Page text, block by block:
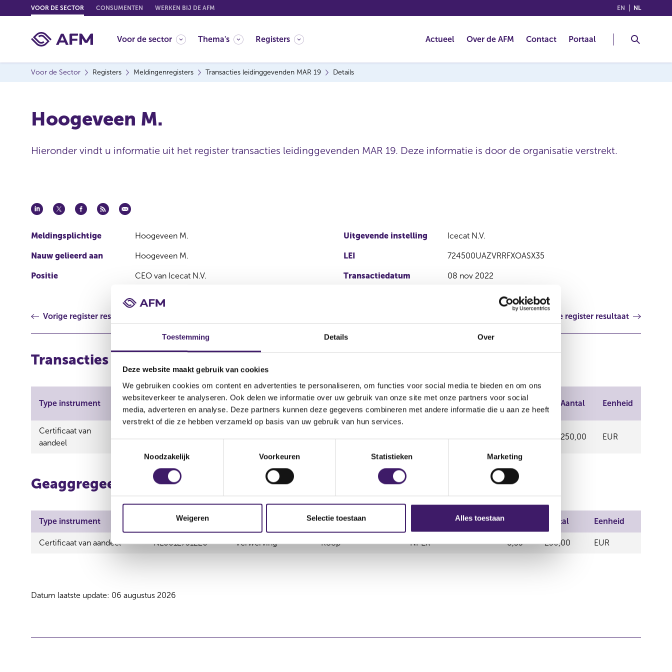
Toestemming Details Over
Deze website maakt gebruik van cookies
We gebruiken cookies om content en advertenties te personaliseren, om functies voor social media te bieden en om ons
websiteverkeer te analyseren. Ook delen we informatie over uw gebruik van onze site met onze partners voor social
media, adverteren en analyse. Deze partners kunnen deze gegevens combineren met andere informatie die u aan ze heeft
verstrekt of die ze hebben verzameld op basis van uw gebruik van hun services.
s
i
e
c
Noodzakelijk Voorkeuren Statistieken Marketing
Weigeren Selectie toestaan Alles toestaan
o
o
EN (ENGLISH)
NL
VOOR DE SECTOR CONSUMENTEN WERKEN BIJ DE AFM
Voor de sector Thema's Registers Actueel Over de AFM Contact Portaal
Voor de Sector Registers Meldingenregisters Transacties leidinggevenden MAR 19 Details
Hoogeveen M.
Hieronder vindt u informatie uit het register transacties leidinggevenden MAR 19. Deze informatie is door de organisatie verstrekt.
Meldingsplichtige Hoogeveen M. Uitgevende instelling Icecat N.V.
Nauw gelieerd aan Hoogeveen M. LEI 724500UAZVRRFXOASX35
Positie CEO van Icecat N.V. Transactiedatum 08 nov 2022
Vorige register resultaat Volgende register resultaat
Transacties
Type instrument ISIN
Aard
transactie
Soort
transactie
Aandelenoptie
programma
Plaats van
handel
Aantal Eenheid
Certificaat van
aandeel
NL0012751226 Verwerving Koop Ja NPEX 8,35 250,00 EUR
Geaggregeerde informatie
Type instrument Soort transactie Plaats van handel Aantal Eenheid
Certificaat van aandeel NL0012751226 Verwerving Koop NPEX 8,35 250,00 EUR
Datum laatste update: 06 augustus 2026